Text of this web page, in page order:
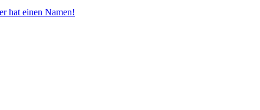
hat einen Namen!